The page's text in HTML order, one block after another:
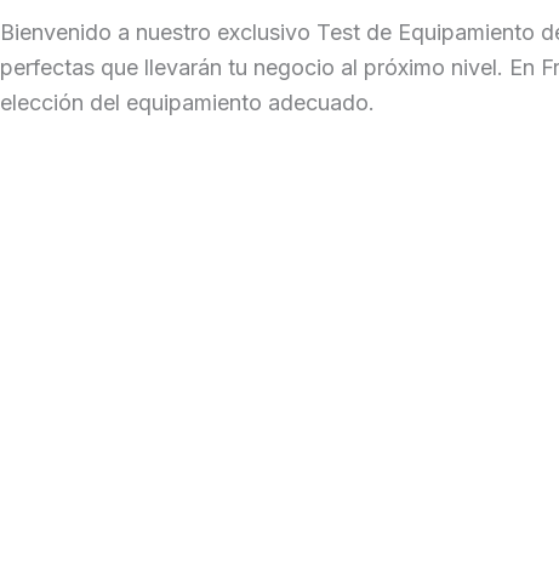
Bienvenido a nuestro exclusivo Test de Equipamiento
perfectas que llevarán tu negocio al próximo nivel. En
elección del equipamiento adecuado.